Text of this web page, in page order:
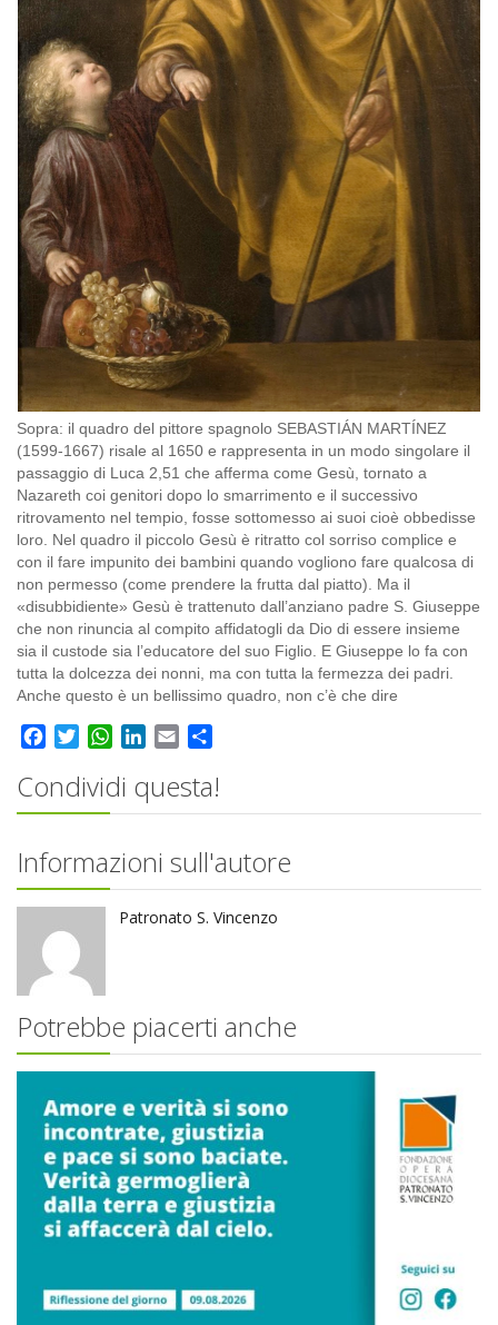
Sopra: il quadro del pittore spagnolo SEBASTIÁN MARTÍNEZ
(1599-1667) risale al 1650 e rappresenta in un modo singolare il
passaggio di Luca 2,51 che afferma come Gesù, tornato a
Nazareth coi genitori dopo lo smarrimento e il successivo
ritrovamento nel tempio, fosse sottomesso ai suoi cioè obbedisse
loro. Nel quadro il piccolo Gesù è ritratto col sorriso complice e
con il fare impunito dei bambini quando vogliono fare qualcosa di
non permesso (come prendere la frutta dal piatto). Ma il
«disubbidiente» Gesù è trattenuto dall’anziano padre S. Giuseppe
che non rinuncia al compito affidatogli da Dio di essere insieme
sia il custode sia l’educatore del suo Figlio. E Giuseppe lo fa con
tutta la dolcezza dei nonni, ma con tutta la fermezza dei padri.
Anche questo è un bellissimo quadro, non c’è che dire
FacebookTwitterWhatsApp
LinkedIn
Email
Condividi questa!
Informazioni sull'autore
Patronato S. Vincenzo
Potrebbe piacerti anche